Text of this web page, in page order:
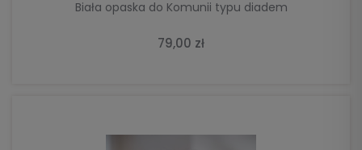
Biała opaska do Komunii typu diadem
79,00 zł